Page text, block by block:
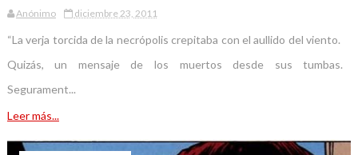
Anónimo diciembre 23, 2011
“La verja torcida de la necrópolis crepitaba con el aullido del viento.
Quizás, un mensaje de los muertos desde sus tumbas.
Segurament...
Leer más...